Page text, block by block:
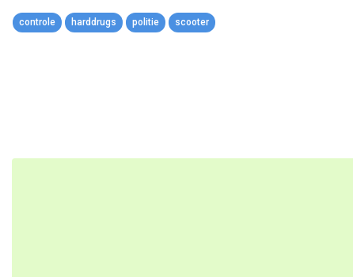
controle harddrugs politie scooter